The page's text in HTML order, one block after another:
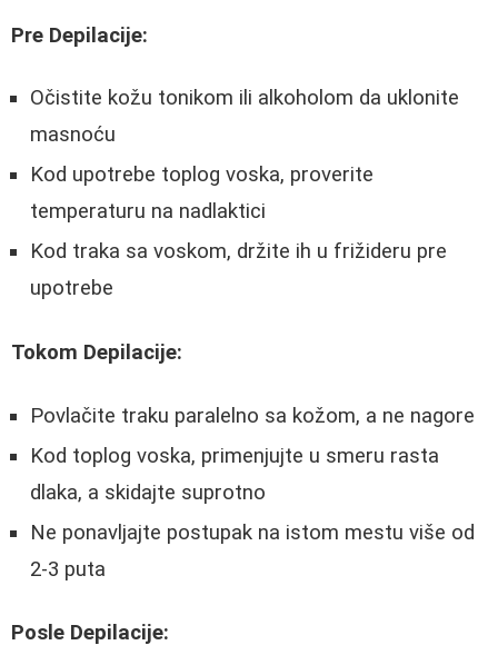
Pre Depilacije:
Očistite kožu tonikom ili alkoholom da uklonite
masnoću
Kod upotrebe toplog voska, proverite
temperaturu na nadlaktici
Kod traka sa voskom, držite ih u frižideru pre
upotrebe
Tokom Depilacije:
Povlačite traku paralelno sa kožom, a ne nagore
Kod toplog voska, primenjujte u smeru rasta
dlaka, a skidajte suprotno
Ne ponavljajte postupak na istom mestu više od
2-3 puta
Posle Depilacije: